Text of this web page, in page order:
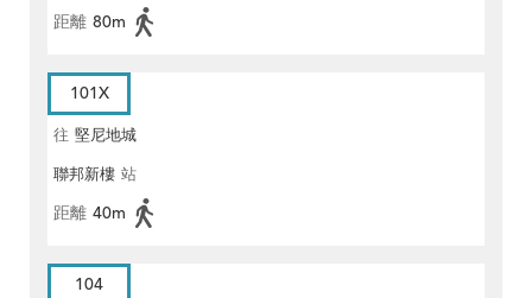
距離 80m
101X
往 堅尼地城
聯邦新樓 站
距離 40m
104